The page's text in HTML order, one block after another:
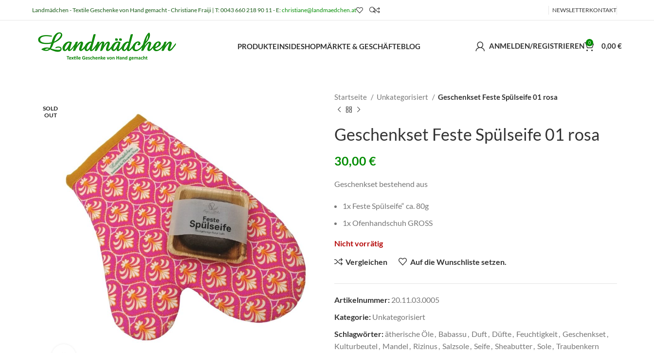
Landmädchen - Textile Geschenke von Hand gemacht - Christiane Fraiji | T: 0043 660 218 90 11 - E:christiane@landmaedchen.at NEWSLETTERKONTAKT
PRODUKTEINSIDESHOPMÄRKTE & GESCHÄFTEBLOG ANMELDEN/REGISTRIEREN 0 0,00€
SOLD
OUT
Startseite Unkategorisiert Geschenkset Feste Spülseife 01 rosa
Geschenkset Feste Spülseife 01 rosa
30,00 €
Geschenkset bestehend aus
1x Feste Spülseife“ ca. 80g
1x Ofenhandschuh GROSS
Nicht vorrätig
Vergleichen
Auf die Wunschliste setzen.
Artikelnummer: 20.11.03.0005
Kategorie: Unkategorisiert
Schlagwörter:ätherische Öle, Babassu , Duft, Düfte, Feuchtigkeit, Geschenkset,
Kulturbeutel , Mandel , Rizinus, Salzsole, Seife, Sheabutter, Sole, Traubenkern